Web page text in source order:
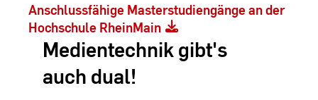
Anschlussfähige Masterstudiengänge an der
Hochschule RheinMain
Medientechnik gibt's
auch dual!